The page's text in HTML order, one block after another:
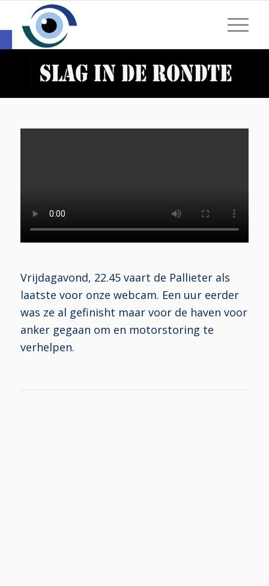
Toolbar openen
Vrijdagavond, 22.45 vaart de Pallieter als
laatste voor onze webcam. Een uur eerder
was ze al gefinisht maar voor de haven voor
anker gegaan om en motorstoring te
verhelpen.